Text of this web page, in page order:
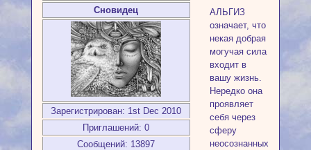
Сновидец
Зарегистрирован: 1st Dec 2010
Приглашений: 0
Сообщений: 13897
АЛЬГИЗ
означает, что
некая добрая
могучая сила
входит в
вашу жизнь.
Нередко она
проявляет
себя через
сферу
неосознанных